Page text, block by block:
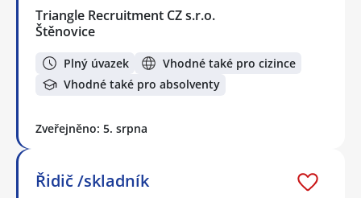
Triangle Recruitment CZ s.r.o.
Štěnovice
Plný úvazek
Vhodné také pro cizince
Vhodné také pro absolventy
Zveřejněno: 5. srpna
Řidič /skladník